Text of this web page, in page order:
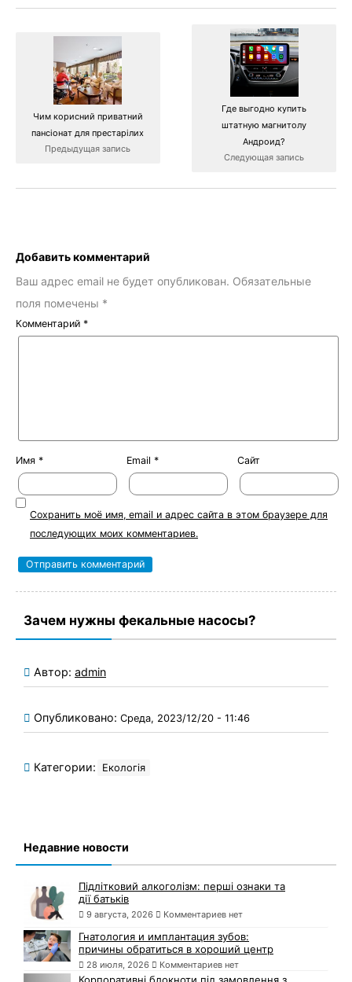
Чим корисний приватний
пансіонат для престарілих
Предыдущая запись
Где выгодно купить
штатную магнитолу
Андроид?
Следующая запись
Добавить комментарий
Ваш адрес email не будет опубликован. Обязательные
поля помечены *
Комментарий *
Имя * Email * Сайт
Сохранить моё имя, email и адрес сайта в этом браузере для
последующих моих комментариев.
Зачем нужны фекальные насосы?
Автор: admin
Опубликовано: Среда, 2023/12/20 - 11:46
Категории: Екологія
Недавние новости
Підлітковий алкоголізм: перші ознаки та
дії батьків
9 августа, 2026 Комментариев нет
Гнатология и имплантация зубов:
причины обратиться в хороший центр
28 июля, 2026 Комментариев нет
Корпоративні блокноти під замовлення з